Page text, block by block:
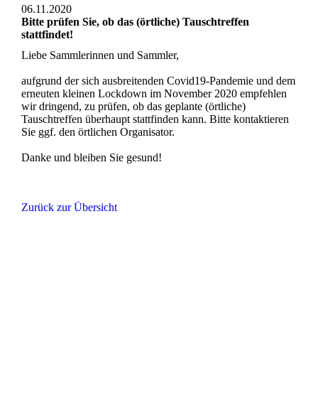
06.11.2020
Bitte prüfen Sie, ob das (örtliche) Tauschtreffen
stattfindet!
Liebe Sammlerinnen und Sammler,
aufgrund der sich ausbreitenden Covid19-Pandemie und dem
erneuten kleinen Lockdown im November 2020 empfehlen
wir dringend, zu prüfen, ob das geplante (örtliche)
Tauschtreffen überhaupt stattfinden kann. Bitte kontaktieren
Sie ggf. den örtlichen Organisator.
Danke und bleiben Sie gesund!
Zurück zur Übersicht